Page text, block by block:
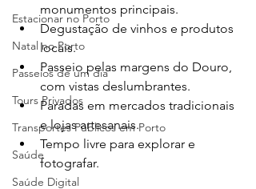
Estacionar no Porto
Natal no Porto
Passeios de um dia
Tours Privados
Transportes Públicos em Porto
Saúde
Saúde Digital
monumentos principais.
Degustação de vinhos e produtos
locais.
Passeio pelas margens do Douro,
com vistas deslumbrantes.
Paradas em mercados tradicionais
e lojas artesanais.
Tempo livre para explorar e
fotografar.